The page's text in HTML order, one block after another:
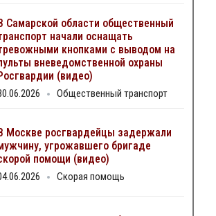
Самарской области общественный
начали оснащать
кнопками с выводом на
вневедомственной охраны
(видео)
Общественный транспорт
Москве росгвардейцы задержали
угрожавшего бригаде
помощи (видео)
Скорая помощь